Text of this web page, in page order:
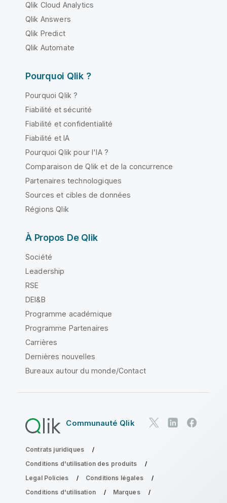
Qlik Cloud Analytics
Qlik Answers
Qlik Predict
Qlik Automate
Pourquoi Qlik ?
Pourquoi Qlik ?
Fiabilité et sécurité
Fiabilité et confidentialité
Fiabilité et IA
Pourquoi Qlik pour l'IA ?
Comparaison de Qlik et de la concurrence
Partenaires technologiques
Sources et cibles de données
Régions Qlik
À Propos De Qlik
Société
Leadership
RSE
DEI&B
Programme académique
Programme Partenaires
Carrières
Dernières nouvelles
Bureaux autour du monde/Contact
Communauté Qlik
Contrats juridiques
Conditions d'utilisation des produits
Legal Policies
Conditions légales
Conditions d'utilisation
Marques